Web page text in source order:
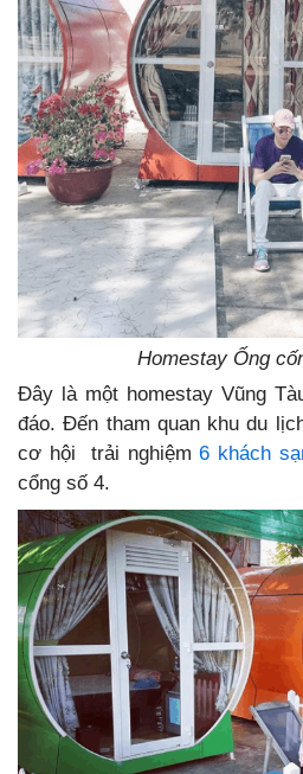
Homestay Ống
Đây là một homestay Vũng
đáo. Đến tham quan khu du
cơ hội trải nghiệm6 khách
cổng số 4.